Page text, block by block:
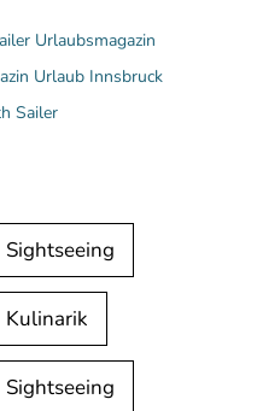
Urlaubsmagazin
Urlaub Innsbruck
Sailer
Sightseeing
Kulinarik
Sightseeing